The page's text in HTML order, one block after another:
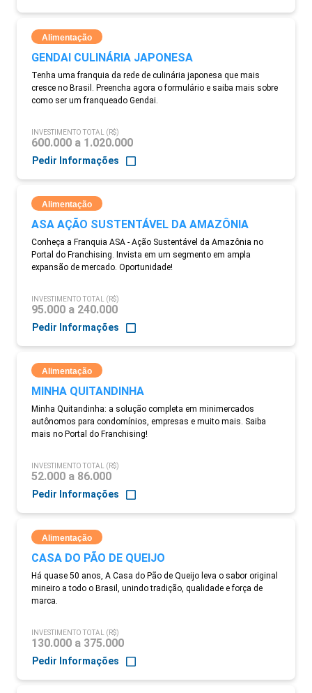
Alimentação
GENDAI CULINÁRIA JAPONESA
Tenha uma franquia da rede de culinária japonesa que mais
cresce no Brasil. Preencha agora o formulário e saiba mais sobre
como ser um franqueado Gendai.
INVESTIMENTO TOTAL (R$)
600.000 a 1.020.000
Pedir Informações
Alimentação
ASA AÇÃO SUSTENTÁVEL DA AMAZÔNIA
Conheça a Franquia ASA - Ação Sustentável da Amazônia no
Portal do Franchising. Invista em um segmento em ampla
expansão de mercado. Oportunidade!
INVESTIMENTO TOTAL (R$)
95.000 a 240.000
Pedir Informações
Alimentação
MINHA QUITANDINHA
Minha Quitandinha: a solução completa em minimercados
autônomos para condomínios, empresas e muito mais. Saiba
mais no Portal do Franchising!
INVESTIMENTO TOTAL (R$)
52.000 a 86.000
Pedir Informações
Alimentação
CASA DO PÃO DE QUEIJO
Há quase 50 anos, A Casa do Pão de Queijo leva o sabor original
mineiro a todo o Brasil, unindo tradição, qualidade e força de
marca.
INVESTIMENTO TOTAL (R$)
130.000 a 375.000
Pedir Informações